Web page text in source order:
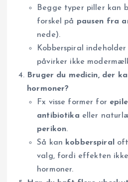
Begge typer piller kan
forskel på pausen fra
nede).
Kobberspiral
påvirker ikke
Bruger du medicin, der
hormoner?
Fx visse former for
antibiotika eller
perikon.
Så kan kobberspiral
valg, fordi effekten
hormoner.